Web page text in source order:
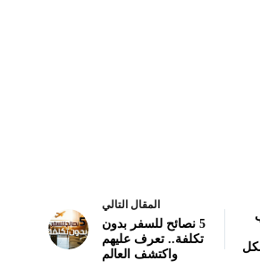
المقال التالي
5 نصائح للسفر بدون
تكلفة.. تعرف عليهم
واكتشف العالم